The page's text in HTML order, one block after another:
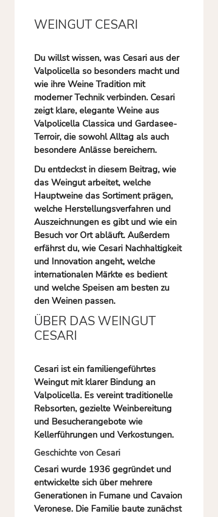
WEINGUT CESARI
Du willst wissen, was Cesari aus der
Valpolicella so besonders macht und
wie ihre Weine Tradition mit
moderner Technik verbinden. Cesari
zeigt klare, elegante Weine aus
Valpolicella Classica und Gardasee-
Terroir, die sowohl Alltag als auch
besondere Anlässe bereichern.
Du entdeckst in diesem Beitrag, wie
das Weingut arbeitet, welche
Hauptweine das Sortiment prägen,
welche Herstellungsverfahren und
Auszeichnungen es gibt und wie ein
Besuch vor Ort abläuft. Außerdem
erfährst du, wie Cesari Nachhaltigkeit
und Innovation angeht, welche
internationalen Märkte es bedient
und welche Speisen am besten zu
den Weinen passen.
ÜBER DAS WEINGUT
CESARI
Cesari ist ein familiengeführtes
Weingut mit klarer Bindung an
Valpolicella. Es vereint traditionelle
Rebsorten, gezielte Weinbereitung
und Besucherangebote wie
Kellerführungen und Verkostungen.
Geschichte von Cesari
Cesari wurde 1936 gegründet und
entwickelte sich über mehrere
Generationen in Fumane und Cavaion
Veronese. Die Familie baute zunächst